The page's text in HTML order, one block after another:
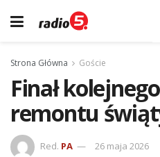
Strona Główna Goście
Finał
remontu
Red. PA 26 maja 2026